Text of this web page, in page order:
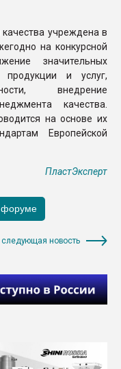
учреждена в
на конкурсной
значительных
продукции и услуг,
внедрение
качества.
на основе их
Европейской
ПластЭксперт
следующая новость